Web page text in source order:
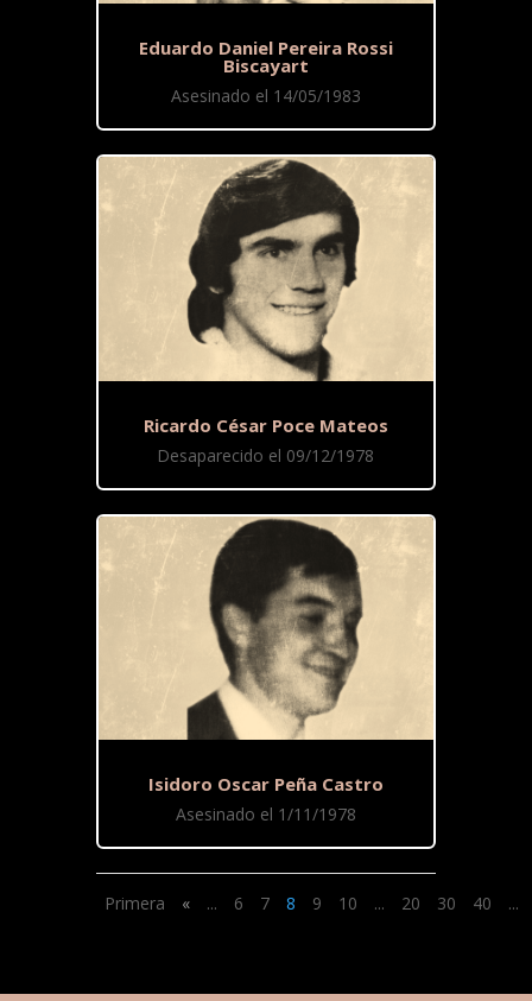
Eduardo Daniel Pereira Rossi
Biscayart
Asesinado el 14/05/1983
Ricardo César Poce Mateos
Desaparecido el 09/12/1978
Isidoro Oscar Peña Castro
Asesinado el 1/11/1978
Primera « ... 6 7 8 9 10 ... 20 30 40 ...